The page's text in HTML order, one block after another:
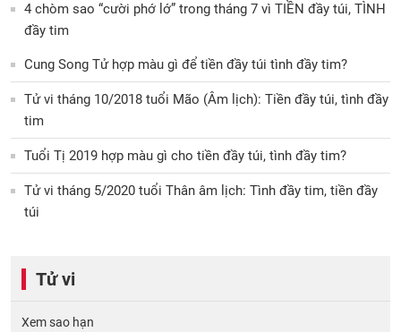
4 chòm sao “cười phớ lớ” trong tháng 7 vì TIỀN đầy túi, TÌNH
đầy tim
Cung Song Tử hợp màu gì để tiền đầy túi tình đầy tim?
Tử vi tháng 10/2018 tuổi Mão (Âm lịch): Tiền đầy túi, tình đầy
tim
Tuổi Tị 2019 hợp màu gì cho tiền đầy túi, tình đầy tim?
Tử vi tháng 5/2020 tuổi Thân âm lịch: Tình đầy tim, tiền đầy
túi
Tử vi
Xem sao hạn